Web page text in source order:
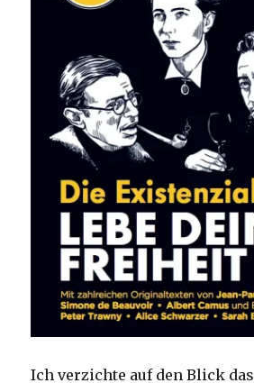
Ich verzichte auf den Blick das